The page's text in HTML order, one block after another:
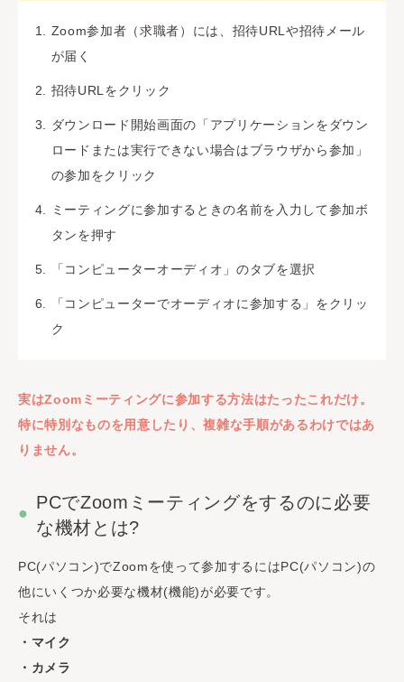
Zoom参加者（求職者）には、招待URLや招待メール
が届く
招待URLをクリック
ダウンロード開始画面の「アプリケーションをダウン
ロードまたは実行できない場合はブラウザから参加」
の参加をクリック
ミーティングに参加するときの名前を入力して参加ボ
タンを押す
「コンピューターオーディオ」のタブを選択
「コンピューターでオーディオに参加する」をクリッ
ク
実はZoomミーティングに参加する方法はたったこれだけ。
特に特別なものを用意したり、複雑な手順があるわけではあ
りません。
PCでZoomミーティングをするのに必要
な機材とは?
PC(パソコン)でZoomを使って参加するにはPC(パソコン)の
他にいくつか必要な機材(機能)が必要です。
それは
・マイク
・カメラ